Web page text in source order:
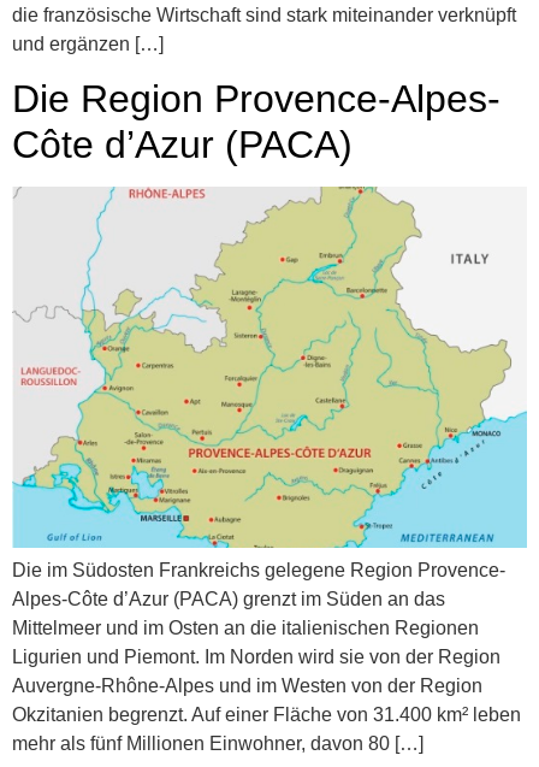
die französische Wirtschaft sind stark miteinander verknüpft
und ergänzen […]
Die Region Provence-Alpes-
Côte d’Azur (PACA)
Die im Südosten Frankreichs gelegene Region Provence-
Alpes-Côte d’Azur (PACA) grenzt im Süden an das
Mittelmeer und im Osten an die italienischen Regionen
Ligurien und Piemont. Im Norden wird sie von der Region
Auvergne-Rhône-Alpes und im Westen von der Region
Okzitanien begrenzt. Auf einer Fläche von 31.400 km² leben
mehr als fünf Millionen Einwohner, davon 80 […]